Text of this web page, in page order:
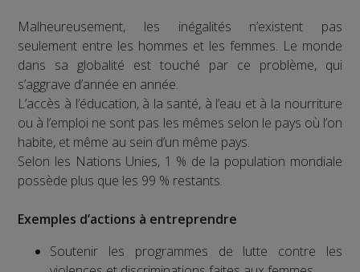
Malheureusement, les inégalités n’existent pas
seulement entre les hommes et les femmes. Le monde
dans sa globalité est touché par ce problème, qui
s’aggrave d’année en année.
L’accès à l’éducation, à la santé, à l’eau et à la nourriture
ou à l’emploi ne sont pas les mêmes selon le pays où l’on
habite, et même au sein d’un même pays.
Selon les Nations Unies, 1 % de la population mondiale
possède plus que les 99 % restants.
Exemples d’actions à entreprendre
Soutenir les programmes de lutte contre les